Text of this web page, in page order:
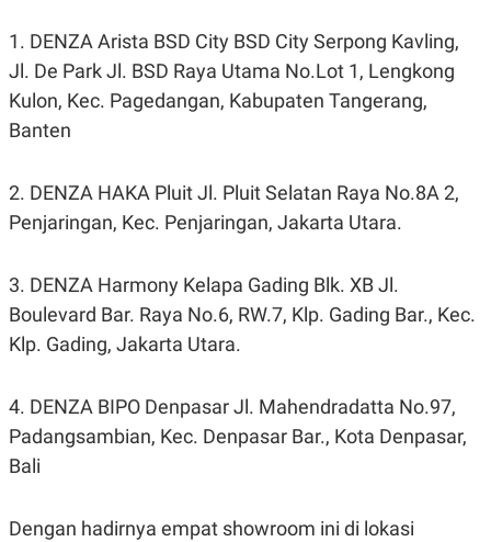
C
E
T
A
K
T
E
N
E
P
R
A
E
T
I
G
K
D
I
.
1. DENZA Arista BSD City BSD City Serpong Kavling,
Jl. De Park Jl. BSD Raya Utama No.Lot 1, Lengkong
Kulon, Kec. Pagedangan, Kabupaten Tangerang,
Banten
2. DENZA HAKA Pluit Jl. Pluit Selatan Raya No.8A 2,
Penjaringan, Kec. Penjaringan, Jakarta Utara.
3. DENZA Harmony Kelapa Gading Blk. XB Jl.
Boulevard Bar. Raya No.6, RW.7, Klp. Gading Bar., Kec.
Klp. Gading, Jakarta Utara.
4. DENZA BIPO Denpasar Jl. Mahendradatta No.97,
Padangsambian, Kec. Denpasar Bar., Kota Denpasar,
Bali
Dengan hadirnya empat showroom ini di lokasi